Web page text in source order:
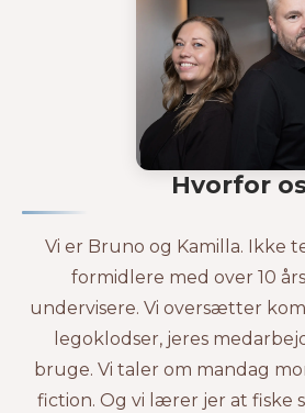
Hvorfor
Vi er Bruno og Kamilla. Ikke
formidlere med over 10
undervisere. Vi oversætter
legoklodser, jeres
bruge. Vi taler om mandag
fiction. Og vi lærer jer at fiske